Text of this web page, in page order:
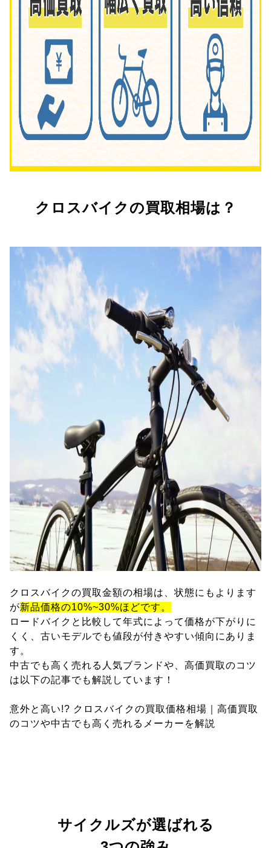
クロスバイクの買取相場は？
クロスバイクの買取金額の相場は、状態にもよります
が新品価格の10%~30%ほどです。
ロードバイクと比較して年式によって価格が下がりに
くく、古いモデルでも値段が付きやすい傾向にありま
す。
中古でも高く売れる人気ブランドや、高価買取のコツ
は以下の記事でも解説しています！
意外と高い!? クロスバイクの買取価格相場｜高価買取
のコツや中古でも高く売れるメーカーを解説
サイクルズが選ばれる